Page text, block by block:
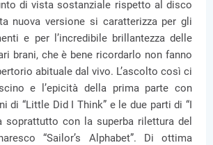
di vista sostanziale rispetto al disco
nuova versione si caratterizza per gli
e per l’incredibile brillantezza delle
brani, che è bene ricordarlo non fanno
abituale dal vivo. L’ascolto così ci
e l’epicità della prima parte con
di “Little Did I Think” e le due parti di “I
soprattutto con la superba rilettura del
“Sailor’s Alphabet”. Di ottima